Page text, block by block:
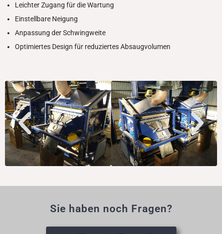
Leichter Zugang für die Wartung
Einstellbare Neigung
Anpassung der Schwingweite
Optimiertes Design für reduziertes Absaugvolumen
Sie haben noch Fragen?